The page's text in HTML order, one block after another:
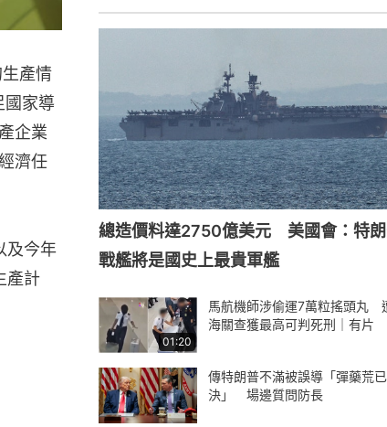
產情
國家導
企業
濟任
及今年
產計
總造價料達2750億美元 美國會：特
戰艦將是國史上最貴軍艦
01:20
馬航機師涉偷運7萬粒搖頭丸
海關查獲最高可判死刑｜有片
傳特朗普不滿被誤導「彈藥荒
決」 場邊質問防長